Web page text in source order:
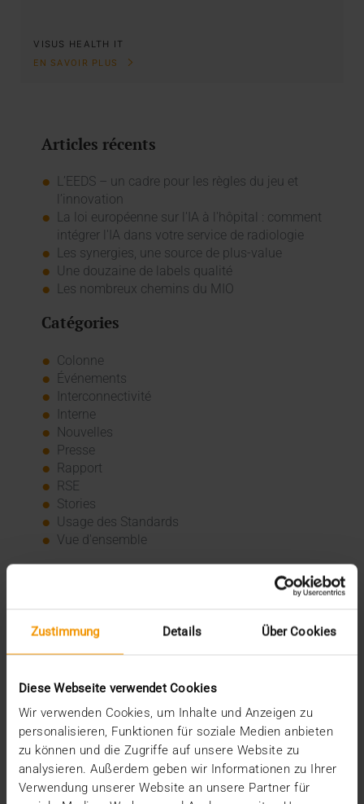
Zustimmung Details Über Cookies
Diese Webseite verwendet Cookies
Wir verwenden Cookies, um Inhalte und Anzeigen zu
personalisieren, Funktionen für soziale Medien anbieten
zu können und die Zugriffe auf unsere Website zu
analysieren. Außerdem geben wir Informationen zu Ihrer
Verwendung unserer Website an unsere Partner für
VISUS HEALTH IT
EN SAVOIR PLUS
Articles récents
L’EEDS – un cadre pour les règles du jeu et
l’innovation
La loi européenne sur l'IA à l'hôpital : comment
intégrer l'IA dans votre service de radiologie
Les synergies, une source de plus-value
Une douzaine de labels qualité
Les nombreux chemins du MIO
Catégories
Colonne
Événements
Interconnectivité
Interne
Nouvelles
Presse
Rapport
RSE
Stories
Usage des Standards
Vue d'ensemble
juillet (3)
juin (4)
janvier (3)
décembre (3)
novembre (2)
septembre (2)
août (2)
juillet (2)